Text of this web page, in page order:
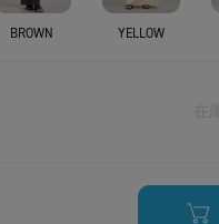
BROWN YELLOW